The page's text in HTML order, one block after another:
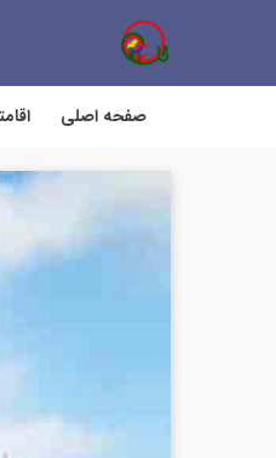
صفحه اصلی